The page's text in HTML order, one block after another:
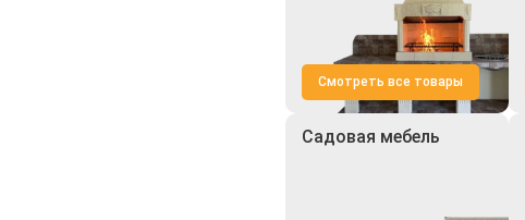
Смотреть все товары
Садовая мебель